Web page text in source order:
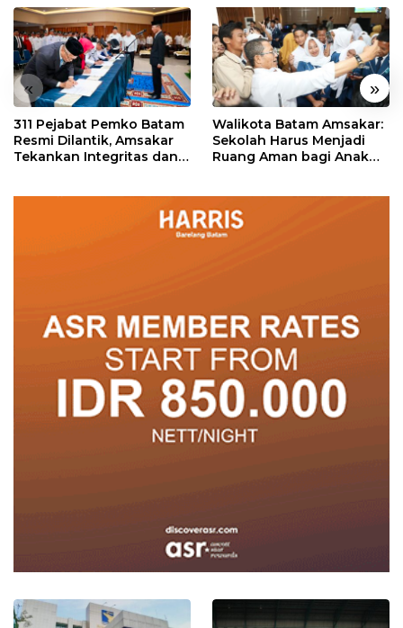
« »
311 Pejabat Pemko Batam
Resmi Dilantik, Amsakar
Tekankan Integritas dan
Walikota Batam Amsakar:
Sekolah Harus Menjadi
Ruang Aman bagi Anak